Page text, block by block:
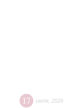
17 июля 2026